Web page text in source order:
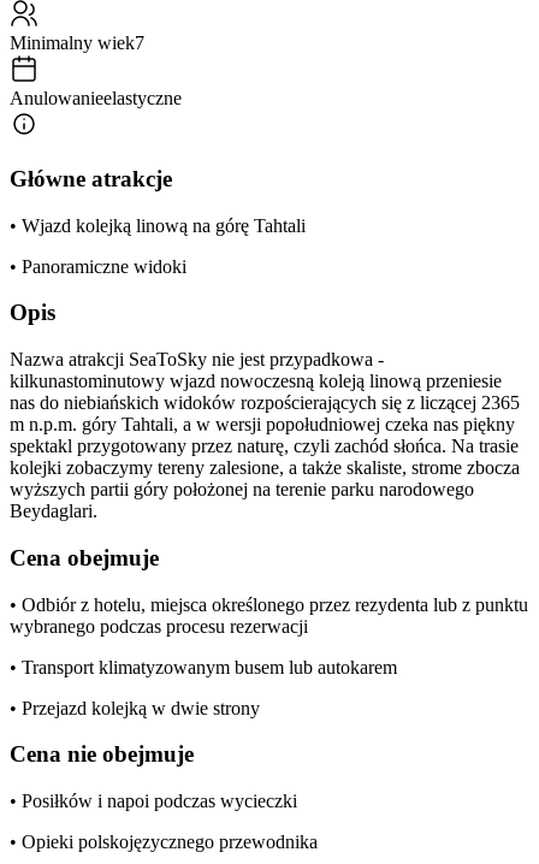
Minimalny wiek7
Anulowanieelastyczne
Główne atrakcje
• Wjazd kolejką linową na górę Tahtali
• Panoramiczne widoki
Opis
Nazwa atrakcji SeaToSky nie jest przypadkowa -
kilkunastominutowy wjazd nowoczesną koleją linową przeniesie
nas do niebiańskich widoków rozpościerających się z liczącej 2365
m n.p.m. góry Tahtali, a w wersji popołudniowej czeka nas piękny
spektakl przygotowany przez naturę, czyli zachód słońca. Na trasie
kolejki zobaczymy tereny zalesione, a także skaliste, strome zbocza
wyższych partii góry położonej na terenie parku narodowego
Beydaglari.
Cena obejmuje
• Odbiór z hotelu, miejsca określonego przez rezydenta lub z punktu
wybranego podczas procesu rezerwacji
• Transport klimatyzowanym busem lub autokarem
• Przejazd kolejką w dwie strony
Cena nie obejmuje
• Posiłków i napoi podczas wycieczki
• Opieki polskojęzycznego przewodnika